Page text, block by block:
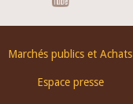
Marchés publics et Achats
Espace presse